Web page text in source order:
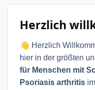
Herzlich
👋 Herzlich
hier in der größten
für Menschen mit
Psoriasis arthritis